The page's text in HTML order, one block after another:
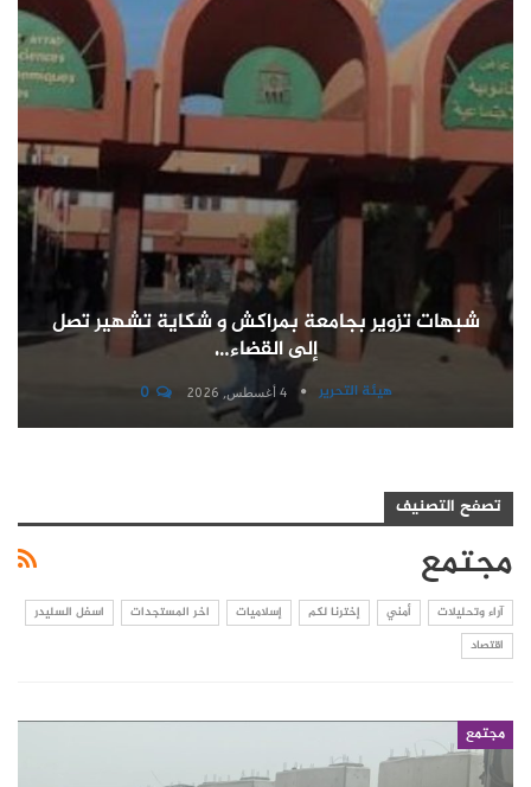
شبهات تزوير بجامعة بمراكش و شكاية تشهير تصل
إلى القضاء…
هيئة التحرير 4 أغسطس, 2026 0
تصفح التصنيف
مجتمع
آراء وتحليلات أمني إخترنا لكم إسلاميات اخر المستجدات
اسفل السليدر
اقتصاد
مجتمع